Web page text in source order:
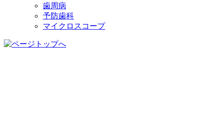
歯周病
予防歯科
マイクロスコープ